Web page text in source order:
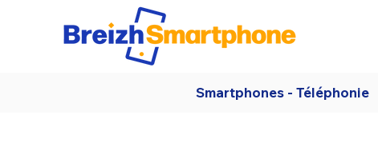
Smartphones - Téléphonie